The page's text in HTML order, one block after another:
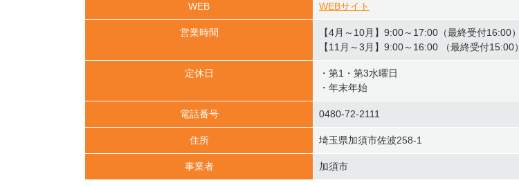
WEB WEBサイト
営業時間
【4月～10月】9:00～17:00（最終受付16:00）
【11月～3月】9:00～16:00 （最終受付15:00）
定休日
・第1・第3水曜日
・年末年始
電話番号 0480-72-2111
住所 埼玉県加須市佐波258-1
事業者 加須市